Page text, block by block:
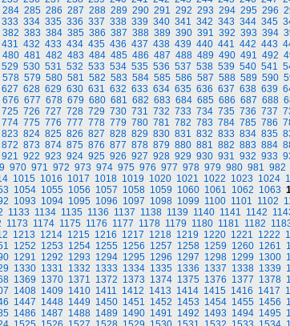
284 285 286 287 288 289 290 291 292 293 294 295 296
333 334 335 336 337 338 339 340 341 342 343 344 345
382 383 384 385 386 387 388 389 390 391 392 393 394
431 432 433 434 435 436 437 438 439 440 441 442 443
480 481 482 483 484 485 486 487 488 489 490 491 492
529 530 531 532 533 534 535 536 537 538 539 540 541
578 579 580 581 582 583 584 585 586 587 588 589 590
627 628 629 630 631 632 633 634 635 636 637 638 639
676 677 678 679 680 681 682 683 684 685 686 687 688
725 726 727 728 729 730 731 732 733 734 735 736 737
774 775 776 777 778 779 780 781 782 783 784 785 786
823 824 825 826 827 828 829 830 831 832 833 834 835
872 873 874 875 876 877 878 879 880 881 882 883 884
921 922 923 924 925 926 927 928 929 930 931 932 933
970 971 972 973 974 975 976 977 978 979 980 981 982
1015 1016 1017 1018 1019 1020 1021 1022 1023 1024
1054 1055 1056 1057 1058 1059 1060 1061 1062 1063
1093 1094 1095 1096 1097 1098 1099 1100 1101 1102
1133 1134 1135 1136 1137 1138 1139 1140 1141 1142
1173 1174 1175 1176 1177 1178 1179 1180 1181 1182
1213 1214 1215 1216 1217 1218 1219 1220 1221 1222
1252 1253 1254 1255 1256 1257 1258 1259 1260 1261
1291 1292 1293 1294 1295 1296 1297 1298 1299 1300
1330 1331 1332 1333 1334 1335 1336 1337 1338 1339
1369 1370 1371 1372 1373 1374 1375 1376 1377 1378
1408 1409 1410 1411 1412 1413 1414 1415 1416 1417
1447 1448 1449 1450 1451 1452 1453 1454 1455 1456
1486 1487 1488 1489 1490 1491 1492 1493 1494 1495